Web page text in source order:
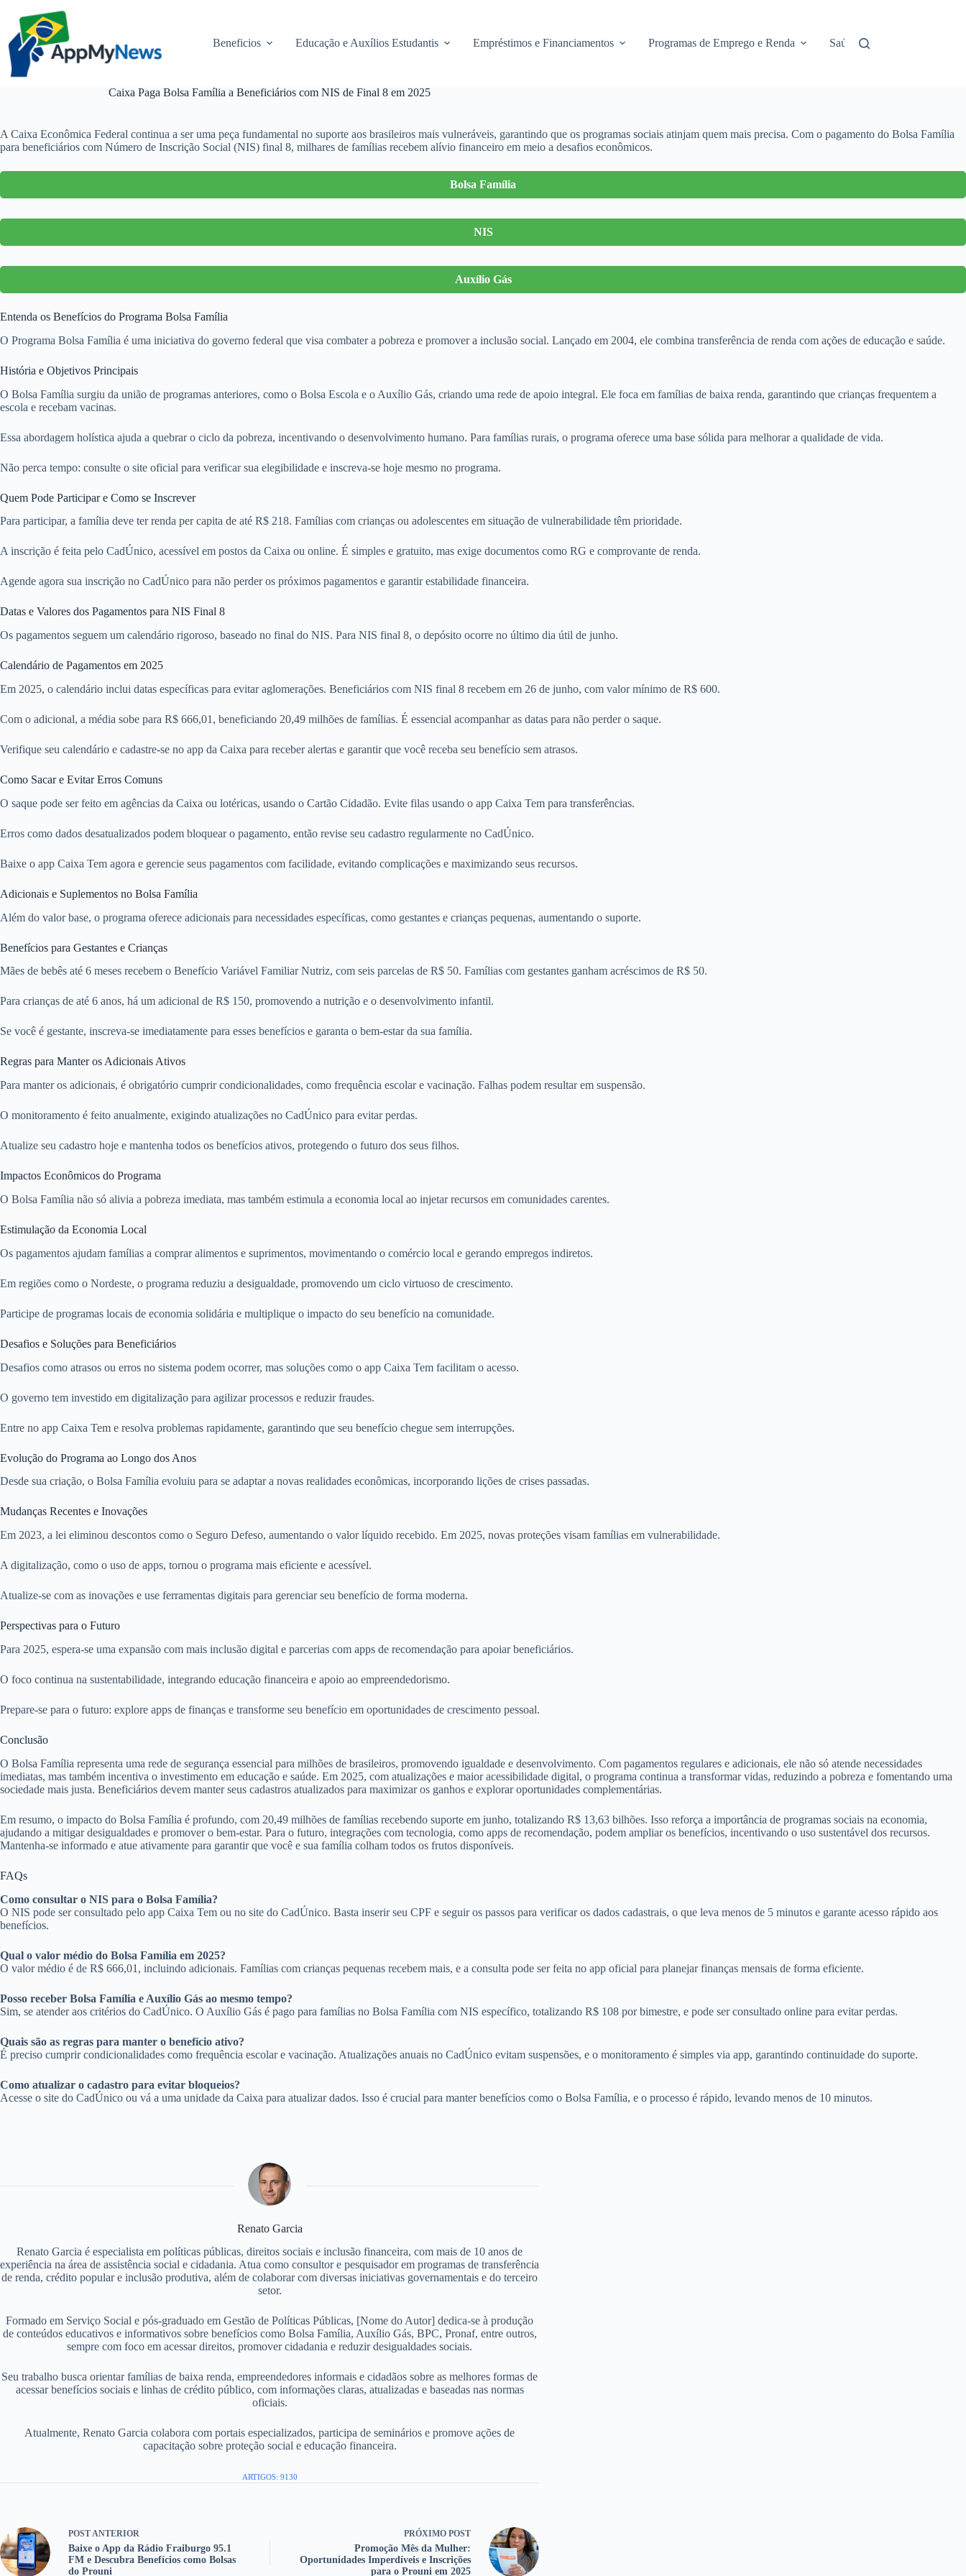
conteúdo
Beneficios Educação e Auxílios Estudantis Empréstimos e Financiamentos Programas de Emprego e Renda Saúde e Assistência
Caixa Paga Bolsa Família a Beneficiários com NIS de Final 8 em 2025
A Caixa Econômica Federal continua a ser uma peça fundamental no suporte aos brasileiros mais vulneráveis, garantindo que os programas sociais atinjam quem mais precisa. Com o pagamento do Bolsa Família
para beneficiários com Número de Inscrição Social (NIS) final 8, milhares de famílias recebem alívio financeiro em meio a desafios econômicos.
Bolsa Família
NIS
Auxílio Gás
Entenda os Benefícios do Programa Bolsa Família
O Programa Bolsa Família é uma iniciativa do governo federal que visa combater a pobreza e promover a inclusão social. Lançado em 2004, ele combina transferência de renda com ações de educação e saúde.
História e Objetivos Principais
O Bolsa Família surgiu da união de programas anteriores, como o Bolsa Escola e o Auxílio Gás, criando uma rede de apoio integral. Ele foca em famílias de baixa renda, garantindo que crianças frequentem a
escola e recebam vacinas.
Essa abordagem holística ajuda a quebrar o ciclo da pobreza, incentivando o desenvolvimento humano. Para famílias rurais, o programa oferece uma base sólida para melhorar a qualidade de vida.
Não perca tempo: consulte o site oficial para verificar sua elegibilidade e inscreva-se hoje mesmo no programa.
Quem Pode Participar e Como se Inscrever
Para participar, a família deve ter renda per capita de até R$ 218. Famílias com crianças ou adolescentes em situação de vulnerabilidade têm prioridade.
A inscrição é feita pelo CadÚnico, acessível em postos da Caixa ou online. É simples e gratuito, mas exige documentos como RG e comprovante de renda.
Agende agora sua inscrição no CadÚnico para não perder os próximos pagamentos e garantir estabilidade financeira.
Datas e Valores dos Pagamentos para NIS Final 8
Os pagamentos seguem um calendário rigoroso, baseado no final do NIS. Para NIS final 8, o depósito ocorre no último dia útil de junho.
Calendário de Pagamentos em 2025
Em 2025, o calendário inclui datas específicas para evitar aglomerações. Beneficiários com NIS final 8 recebem em 26 de junho, com valor mínimo de R$ 600.
Com o adicional, a média sobe para R$ 666,01, beneficiando 20,49 milhões de famílias. É essencial acompanhar as datas para não perder o saque.
Verifique seu calendário e cadastre-se no app da Caixa para receber alertas e garantir que você receba seu benefício sem atrasos.
Como Sacar e Evitar Erros Comuns
O saque pode ser feito em agências da Caixa ou lotéricas, usando o Cartão Cidadão. Evite filas usando o app Caixa Tem para transferências.
Erros como dados desatualizados podem bloquear o pagamento, então revise seu cadastro regularmente no CadÚnico.
Baixe o app Caixa Tem agora e gerencie seus pagamentos com facilidade, evitando complicações e maximizando seus recursos.
Adicionais e Suplementos no Bolsa Família
Além do valor base, o programa oferece adicionais para necessidades específicas, como gestantes e crianças pequenas, aumentando o suporte.
Benefícios para Gestantes e Crianças
Mães de bebês até 6 meses recebem o Benefício Variável Familiar Nutriz, com seis parcelas de R$ 50. Famílias com gestantes ganham acréscimos de R$ 50.
Para crianças de até 6 anos, há um adicional de R$ 150, promovendo a nutrição e o desenvolvimento infantil.
Se você é gestante, inscreva-se imediatamente para esses benefícios e garanta o bem-estar da sua família.
Regras para Manter os Adicionais Ativos
Para manter os adicionais, é obrigatório cumprir condicionalidades, como frequência escolar e vacinação. Falhas podem resultar em suspensão.
O monitoramento é feito anualmente, exigindo atualizações no CadÚnico para evitar perdas.
Atualize seu cadastro hoje e mantenha todos os benefícios ativos, protegendo o futuro dos seus filhos.
Impactos Econômicos do Programa
O Bolsa Família não só alivia a pobreza imediata, mas também estimula a economia local ao injetar recursos em comunidades carentes.
Estimulação da Economia Local
Os pagamentos ajudam famílias a comprar alimentos e suprimentos, movimentando o comércio local e gerando empregos indiretos.
Em regiões como o Nordeste, o programa reduziu a desigualdade, promovendo um ciclo virtuoso de crescimento.
Participe de programas locais de economia solidária e multiplique o impacto do seu benefício na comunidade.
Desafios e Soluções para Beneficiários
Desafios como atrasos ou erros no sistema podem ocorrer, mas soluções como o app Caixa Tem facilitam o acesso.
O governo tem investido em digitalização para agilizar processos e reduzir fraudes.
Entre no app Caixa Tem e resolva problemas rapidamente, garantindo que seu benefício chegue sem interrupções.
Evolução do Programa ao Longo dos Anos
Desde sua criação, o Bolsa Família evoluiu para se adaptar a novas realidades econômicas, incorporando lições de crises passadas.
Mudanças Recentes e Inovações
Em 2023, a lei eliminou descontos como o Seguro Defeso, aumentando o valor líquido recebido. Em 2025, novas proteções visam famílias em vulnerabilidade.
A digitalização, como o uso de apps, tornou o programa mais eficiente e acessível.
Atualize-se com as inovações e use ferramentas digitais para gerenciar seu benefício de forma moderna.
Perspectivas para o Futuro
Para 2025, espera-se uma expansão com mais inclusão digital e parcerias com apps de recomendação para apoiar beneficiários.
O foco continua na sustentabilidade, integrando educação financeira e apoio ao empreendedorismo.
Prepare-se para o futuro: explore apps de finanças e transforme seu benefício em oportunidades de crescimento pessoal.
Conclusão
O Bolsa Família representa uma rede de segurança essencial para milhões de brasileiros, promovendo igualdade e desenvolvimento. Com pagamentos regulares e adicionais, ele não só atende necessidades
imediatas, mas também incentiva o investimento em educação e saúde. Em 2025, com atualizações e maior acessibilidade digital, o programa continua a transformar vidas, reduzindo a pobreza e fomentando uma
sociedade mais justa. Beneficiários devem manter seus cadastros atualizados para maximizar os ganhos e explorar oportunidades complementárias.
Em resumo, o impacto do Bolsa Família é profundo, com 20,49 milhões de famílias recebendo suporte em junho, totalizando R$ 13,63 bilhões. Isso reforça a importância de programas sociais na economia,
ajudando a mitigar desigualdades e promover o bem-estar. Para o futuro, integrações com tecnologia, como apps de recomendação, podem ampliar os benefícios, incentivando o uso sustentável dos recursos.
Mantenha-se informado e atue ativamente para garantir que você e sua família colham todos os frutos disponíveis.
FAQs
Como consultar o NIS para o Bolsa Família?
O NIS pode ser consultado pelo app Caixa Tem ou no site do CadÚnico. Basta inserir seu CPF e seguir os passos para verificar os dados cadastrais, o que leva menos de 5 minutos e garante acesso rápido aos
benefícios.
Qual o valor médio do Bolsa Família em 2025?
O valor médio é de R$ 666,01, incluindo adicionais. Famílias com crianças pequenas recebem mais, e a consulta pode ser feita no app oficial para planejar finanças mensais de forma eficiente.
Posso receber Bolsa Família e Auxílio Gás ao mesmo tempo?
Sim, se atender aos critérios do CadÚnico. O Auxílio Gás é pago para famílias no Bolsa Família com NIS específico, totalizando R$ 108 por bimestre, e pode ser consultado online para evitar perdas.
Quais são as regras para manter o benefício ativo?
É preciso cumprir condicionalidades como frequência escolar e vacinação. Atualizações anuais no CadÚnico evitam suspensões, e o monitoramento é simples via app, garantindo continuidade do suporte.
Como atualizar o cadastro para evitar bloqueios?
Acesse o site do CadÚnico ou vá a uma unidade da Caixa para atualizar dados. Isso é crucial para manter benefícios como o Bolsa Família, e o processo é rápido, levando menos de 10 minutos.
Renato Garcia
Renato Garcia é especialista em políticas públicas, direitos sociais e inclusão financeira, com mais de 10 anos de
experiência na área de assistência social e cidadania. Atua como consultor e pesquisador em programas de transferência
de renda, crédito popular e inclusão produtiva, além de colaborar com diversas iniciativas governamentais e do terceiro
setor.
Formado em Serviço Social e pós-graduado em Gestão de Políticas Públicas, [Nome do Autor] dedica-se à produção
de conteúdos educativos e informativos sobre benefícios como Bolsa Família, Auxílio Gás, BPC, Pronaf, entre outros,
sempre com foco em acessar direitos, promover cidadania e reduzir desigualdades sociais.
Seu trabalho busca orientar famílias de baixa renda, empreendedores informais e cidadãos sobre as melhores formas de
acessar benefícios sociais e linhas de crédito público, com informações claras, atualizadas e baseadas nas normas
oficiais.
Atualmente, Renato Garcia colabora com portais especializados, participa de seminários e promove ações de
capacitação sobre proteção social e educação financeira.
ARTIGOS: 9130
POSTANTERIOR
Baixe o App da Rádio Fraiburgo 95.1
FM e Descubra Benefícios como Bolsas
do Prouni
PRÓXIMO POST
Promoção Mês da Mulher:
Oportunidades Imperdíveis e Inscrições
para o Prouni em 2025